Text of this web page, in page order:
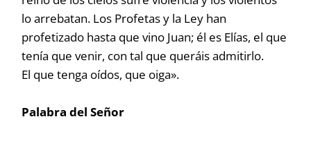
lo arrebatan. Los Profetas y la Ley han
profetizado hasta que vino Juan; él es Elías, el que
tenía que venir, con tal que queráis admitirlo.
El que tenga oídos, que oiga».
Palabra del Señor